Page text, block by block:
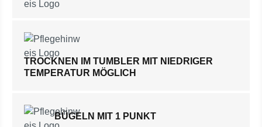
TROCKNEN IM TUMBLER MIT NIEDRIGER
TEMPERATUR MÖGLICH
BÜGELN MIT 1 PUNKT